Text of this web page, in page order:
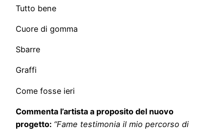
Tutto bene
Cuore di gomma
Sbarre
Graffi
Come fosse ieri
Commenta l’artista a proposito del nuovo
progetto: “Fame testimonia il mio percorso di